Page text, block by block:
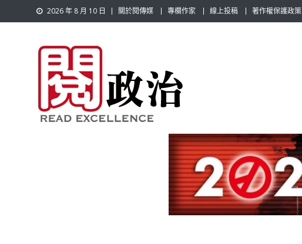
to
2026 年 8 月 10 日 關於閱傳媒 專欄作家 線上投稿 著作權保護政策
閱政治 Read Gov News